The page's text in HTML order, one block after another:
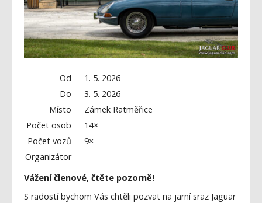
Od
1. 5. 2026
Do
3. 5. 2026
Místo
Zámek Ratměřice
Počet osob
14×
Počet vozů
9×
Organizátor
Vážení členové, čtěte pozorně!
S radostí bychom Vás chtěli pozvat na jarní sraz Jaguar